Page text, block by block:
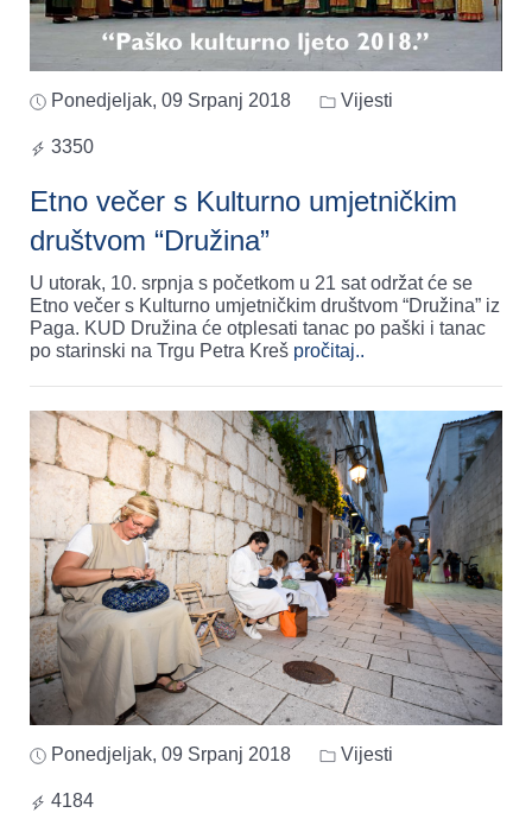
Ponedjeljak, 09 Srpanj 2018 Vijesti
3350
Etno večer s Kulturno umjetničkim
društvom “Družina”
U utorak, 10. srpnja s početkom u 21 sat održat će se
Etno večer s Kulturno umjetničkim društvom “Družina” iz
Paga. KUD Družina će otplesati tanac po paški i tanac
po starinski na Trgu Petra Kreš pročitaj..
Ponedjeljak, 09 Srpanj 2018 Vijesti
4184